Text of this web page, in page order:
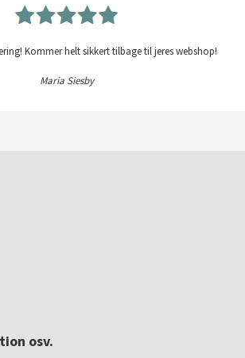
Kommer helt sikkert tilbage til jeres webshop!
Maria Siesby
osv.